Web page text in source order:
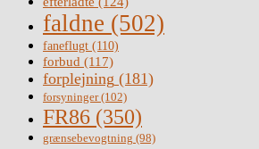
faldne (502)
faneflugt (110)
forbud (117)
forplejning (181)
forsyninger(102)
FR86 (350)
grænsebevogtning (98)